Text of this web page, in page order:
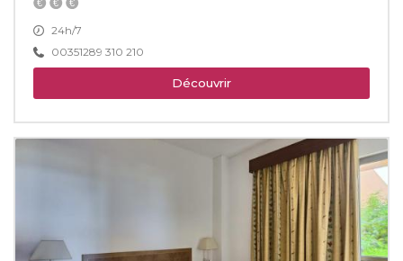
24h/7
00351289 310 210
Découvrir